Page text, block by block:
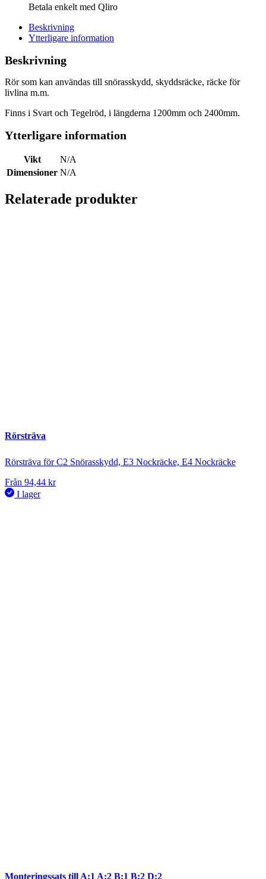
Betala enkelt med Qliro
Beskrivning
Ytterligare information
Beskrivning
Rör som kan användas till snörasskydd, skyddsräcke, räcke för
livlina m.m.
Finns i Svart och Tegelröd, i längderna 1200mm och 2400mm.
Ytterligare information
Vikt
N/A
Dimensioner N/A
Relaterade produkter
Rörsträva
Rörsträva för C2 Snörasskydd, E3 Nockräcke, E4 Nockräcke
Från 94,44 kr
I lager
Monteringssats till A:1 A:2 B:1 B:2 D:2